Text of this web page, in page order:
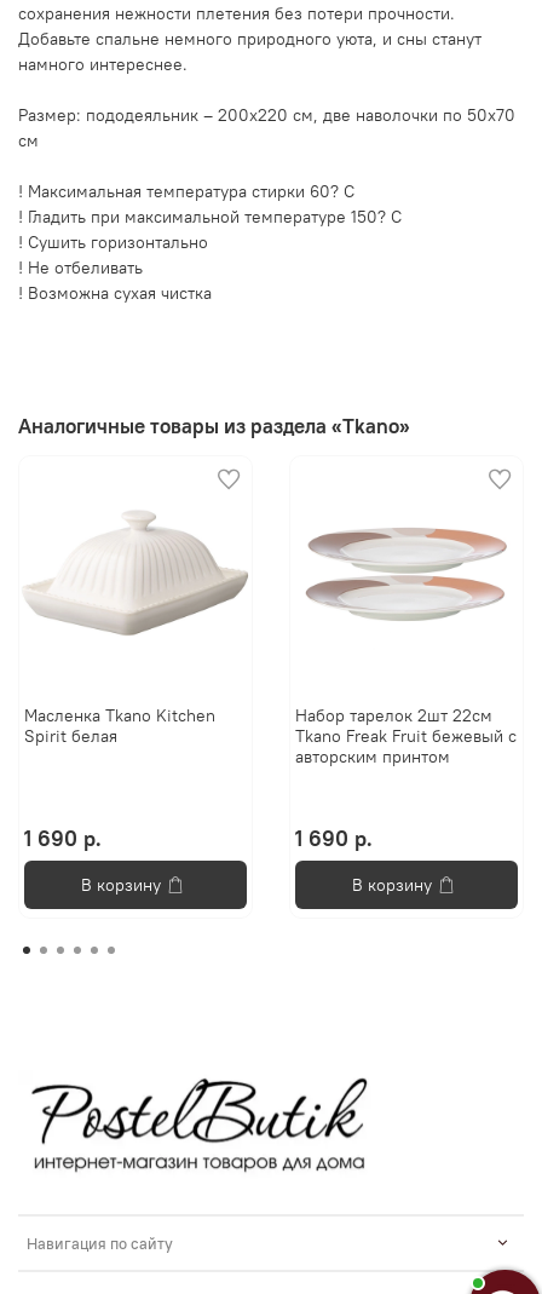
сохранения нежности плетения без потери прочности.
Добавьте спальне немного природного уюта, и сны станут
намного интереснее.
Размер: пододеяльник – 200х220 см, две наволочки по 50х70
см
! Максимальная температура стирки 60? C
! Гладить при максимальной температуре 150? C
! Сушить горизонтально
! Не отбеливать
! Возможна сухая чистка
Аналогичные товары из раздела «Tkano»
Масленка Tkano Kitchen
Spirit белая
1 690 р.
В корзину
Набор тарелок 2шт 22см
Tkano Freak Fruit бежевый с
авторским принтом
1 690 р.
В корзину
Навигация по сайту